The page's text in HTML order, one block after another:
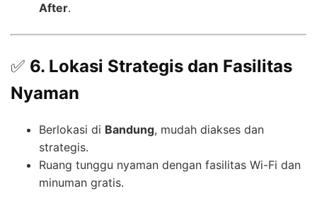
After.
✅ 6. Lokasi Strategis dan Fasilitas
Nyaman
Berlokasi di Bandung, mudah diakses dan
strategis.
Ruang tunggu nyaman dengan fasilitas Wi-Fi dan
minuman gratis.